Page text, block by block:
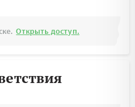
Открыть доступ.